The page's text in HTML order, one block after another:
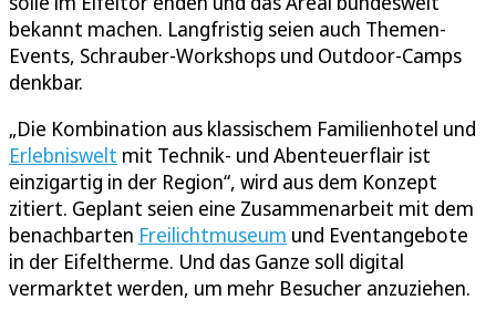
bekannt machen. Langfristig seien auch Themen-
Events, Schrauber-Workshops und Outdoor-Camps
denkbar.
„Die Kombination aus klassischem Familienhotel und
Erlebniswelt mit Technik- und Abenteuerflair ist
einzigartig in der Region“, wird aus dem Konzept
zitiert. Geplant seien eine Zusammenarbeit mit dem
benachbarten Freilichtmuseum und Eventangebote
in der Eifeltherme. Und das Ganze soll digital
vermarktet werden, um mehr Besucher anzuziehen.